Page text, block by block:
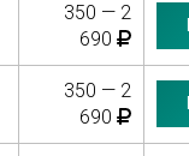
350 — 2
690
350 — 2
690